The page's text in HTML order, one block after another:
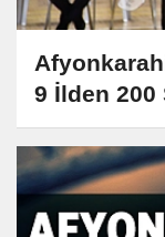
9 İlden 200